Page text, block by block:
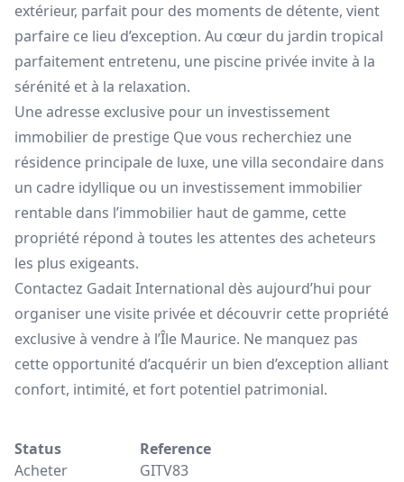
extérieur, parfait pour des moments de détente, vient
parfaire ce lieu d’exception. Au cœur du jardin tropical
parfaitement entretenu, une piscine privée invite à la
sérénité et à la relaxation.
Une adresse exclusive pour un investissement
immobilier de prestige Que vous recherchiez une
résidence principale de luxe, une villa secondaire dans
un cadre idyllique ou un investissement immobilier
rentable dans l’immobilier haut de gamme, cette
propriété répond à toutes les attentes des acheteurs
les plus exigeants.
Contactez Gadait International dès aujourd’hui pour
organiser une visite privée et découvrir cette propriété
exclusive à vendre à l’Île Maurice. Ne manquez pas
cette opportunité d’acquérir un bien d’exception alliant
confort, intimité, et fort potentiel patrimonial.
Status
Acheter
Reference
GITV83